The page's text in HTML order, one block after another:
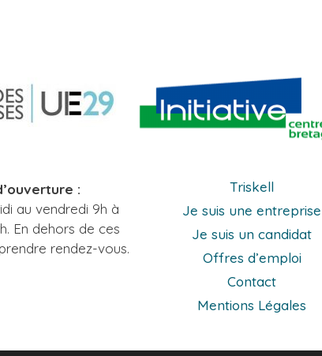
:
au vendredi 9h à
En dehors de ces
rendez-vous.
Triskell
Je suis une entreprise
Je suis un candidat
Offres d’emploi
Contact
Mentions Légales